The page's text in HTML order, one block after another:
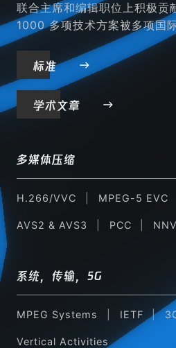
联合主席和编辑职位上积极贡
1000 多项技术方案被多项国
标准
学术文章
多媒体压缩
H.266/VVC MPEG-5 EVC
AVS2 & AVS3 PCC
系统，传输，5G
MPEG Systems IETF
Vertical Activities